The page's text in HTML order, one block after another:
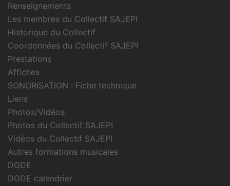
Renseignements
Les membres du Collectif SAJEPI
Historique du Collectif
Coordonnées du Collectif SAJEPI
Prestations
Affiches
SONORISATION : Fiche technique
Liens
Photos/Vidéos
Photos du Collectif SAJEPI
Vidéos du Collectif SAJEPI
Autres formations musicales
DGDE
DGDE calendrier